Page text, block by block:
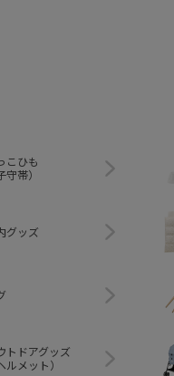
こひも
守帯）
グッズ
トドアグッズ
ルメット）